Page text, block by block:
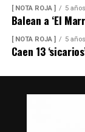
Además de
nueva
mayor
derivadas de
[ NOTA ROJA ] 5
Balean a ‘El
[ NOTA ROJA ] 5
Caen 13